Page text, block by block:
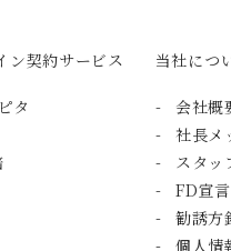
ン契約サービス
タ
当社につ
会社概
社長メ
スタッ
FD宣言
勧誘方
個人情